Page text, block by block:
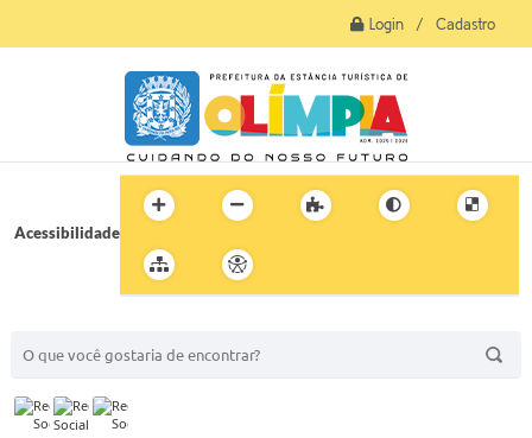
Login / Cadastro
Acessibilidade